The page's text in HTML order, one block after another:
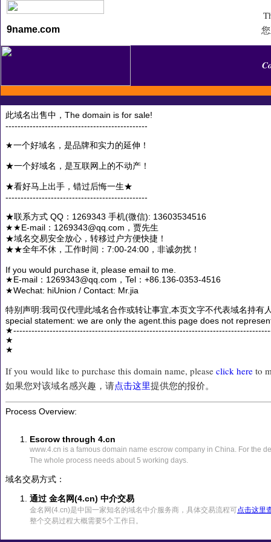
9name.com
此域名出售中，The domain is for sale!
-----------------------------------------------
★一个好域名，是品牌和实力的延伸！
★一个好域名，是互联网上的不动产！
★看好马上出手，错过后悔一生★
-----------------------------------------------
★联系方式 QQ：1269343 手机(微信): 13603534516
★★E-mail：1269343@qq.com，贾先生
★域名交易安全放心，转移过户方便快捷！
★★全年不休，工作时间：7:00-24:00，非诚勿扰！
If you would purchase it, please email to me.
★E-mail：1269343@qq.com，Tel：+86.136-0353-4516
★Wechat: hiUnion / Contact: Mr.jia
特别声明:我司仅代理此域名合作或转让事宜,本页文字不代表域名持有
special statement: we are only the agent.this page does not
★
★
If you would like to purchase this domain name, please click here to
如果您对该域名感兴趣，请点击这里提供您的报价。
Process Overview:
Escrow through 4.cn
www.4.cn is a famous domain name escrow company in China. For the
The whole process needs about 5 working days.
域名交易方式：
通过 金名网(4.cn) 中介交易
金名网(4.cn)是中国一家知名的域名中介服务商，具体交易流程可点击这里
整个交易过程大概需要5个工作日。